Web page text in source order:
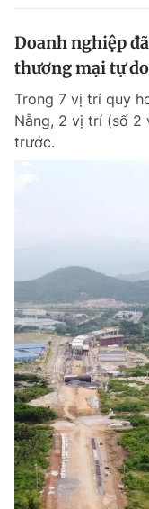
Doanh nghiệp
thương mại tự
Trong 7 vị trí quy
Nẵng, 2 vị trí (số 2
trước.